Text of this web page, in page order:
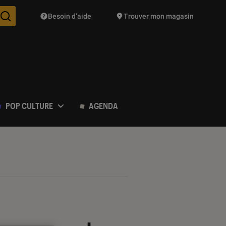
Des suggestions de produits vont vous être proposées
Besoin d’aide Trouver mon magasin
POP CULTURE AGENDA